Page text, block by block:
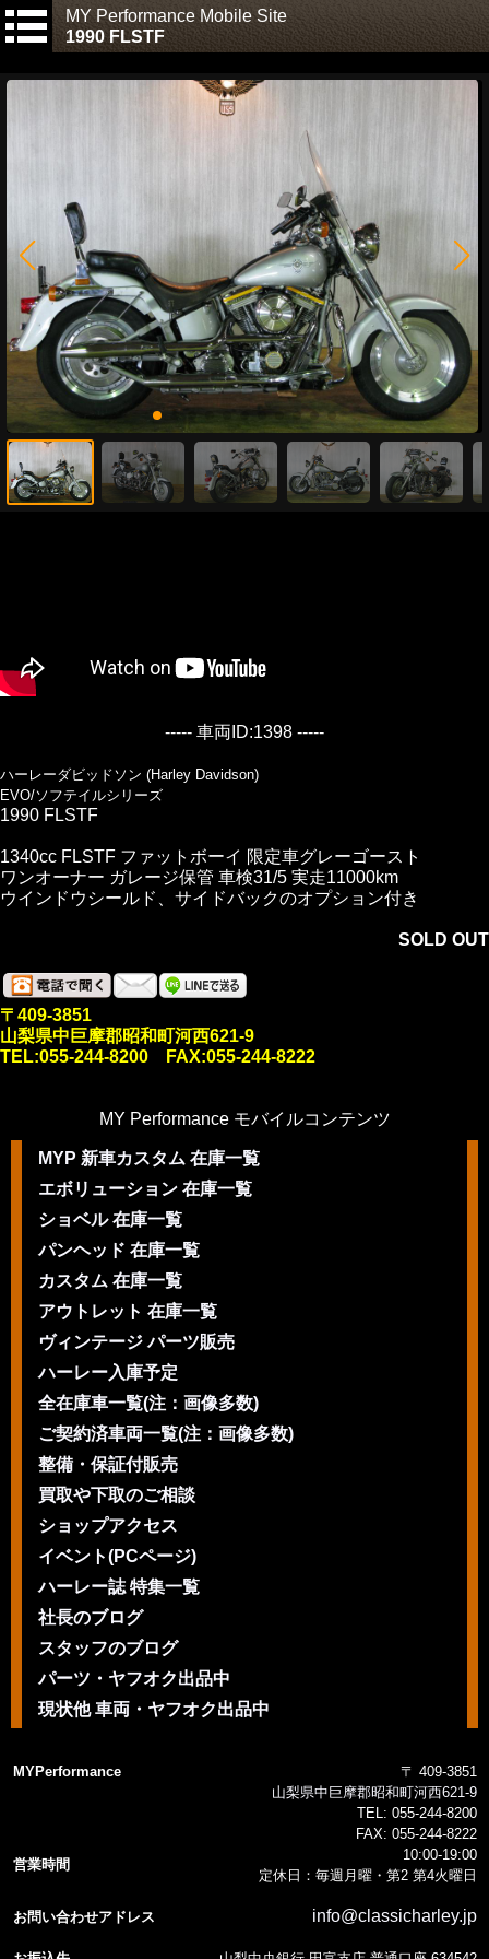
MY Performance Mobile Site
1990 FLSTF
----- 車両ID:1398 -----
ハーレーダビッドソン (Harley Davidson)
EVO/ソフテイルシリーズ
1990 FLSTF
1340cc FLSTF ファットボーイ 限定車グレーゴースト
ワンオーナー ガレージ保管 車検31/5 実走11000km
ウインドウシールド、サイドバックのオプション付き
SOLD OUT
〒409-3851
山梨県中巨摩郡昭和町河西621-9
TEL:055-244-8200 FAX:055-244-8222
MY Performance モバイルコンテンツ
MYP 新車カスタム 在庫一覧
エボリューション 在庫一覧
ショベル 在庫一覧
パンヘッド 在庫一覧
カスタム 在庫一覧
アウトレット 在庫一覧
ヴィンテージ パーツ販売
ハーレー入庫予定
全在庫車一覧(注：画像多数)
ご契約済車両一覧(注：画像多数)
整備・保証付販売
買取や下取のご相談
ショップアクセス
イベント(PCページ)
ハーレー誌 特集一覧
社長のブログ
スタッフのブログ
パーツ・ヤフオク出品中
現状他 車両・ヤフオク出品中
MYPerformance
〒 409-3851
山梨県中巨摩郡昭和町河西621-9
TEL: 055-244-8200
FAX: 055-244-8222
営業時間
10:00-19:00
定休日：毎週月曜・第2 第4火曜日
お問い合わせアドレス info@classicharley.jp